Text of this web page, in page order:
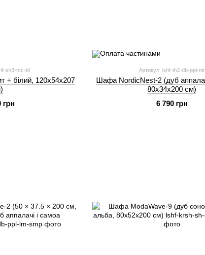
sh3-ntc-bl
+ білий, 120х54х207
грн
Артикул: lshf-th2-db-ppl-ntr
Шафа NordicNest-2 (дуб
80х34х200 см)
6 790 грн